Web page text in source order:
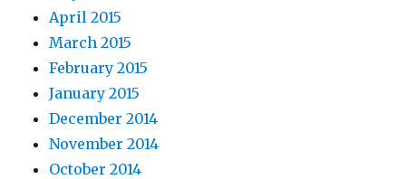
April 2015
March 2015
February 2015
January 2015
December 2014
November 2014
October 2014